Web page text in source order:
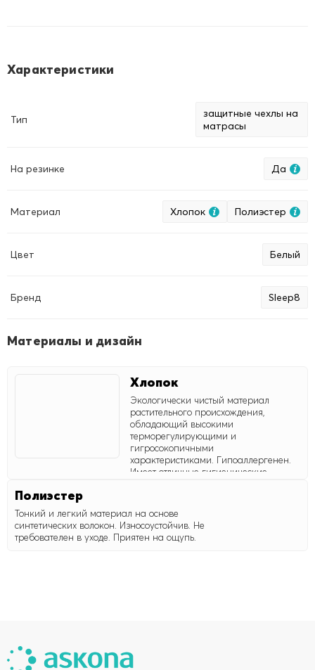
Характеристики
Тип
защитные чехлы на
матрасы
На резинке Да
Материал Хлопок Полиэстер
Цвет Белый
Бренд Sleep8
Материалы и дизайн
Хлопок
Экологически чистый материал
растительного происхождения,
обладающий высокими
терморегулирующими и
гигросокопичными
характеристиками. Гипоаллергенен.
Имеет отличные гигиенические
свойства синтетических волокон.
Полиэстер
Тонкий и легкий материал на основе
синтетических волокон. Износоустойчив. Не
требователен в уходе. Приятен на ощупь.